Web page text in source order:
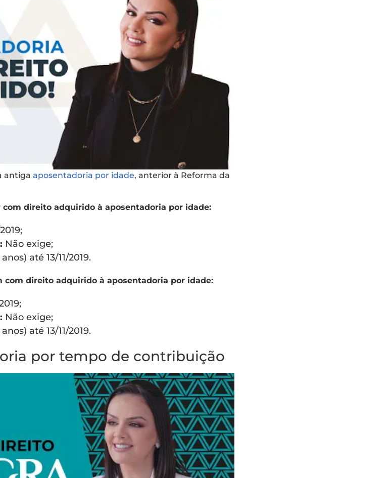
antiga aposentadoria por idade, anterior à Reforma da
direito adquirido à aposentadoria por idade:
Não exige;
até 13/11/2019.
com direito adquirido à aposentadoria por idade:
Não exige;
até 13/11/2019.
por tempo de contribuição